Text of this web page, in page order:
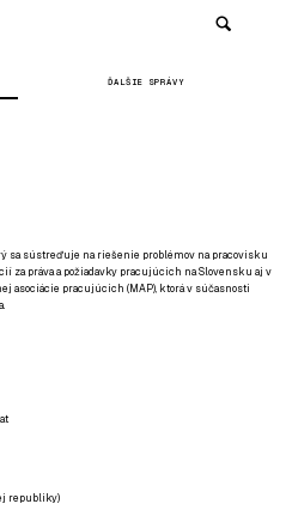
ĎALŠIE SPRÁVY
sa sústreďuje na riešenie problémov na pracovisku
za práva a požiadavky pracujúcich na Slovensku aj v
asociácie pracujúcich (MAP), ktorá v súčasnosti
republiky)